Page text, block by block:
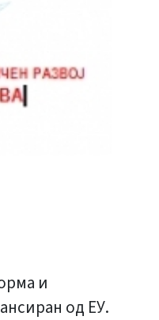
и
од ЕУ.